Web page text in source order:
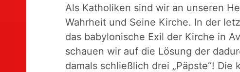
Als Katholiken sind wir an unseren
Wahrheit und Seine Kirche. In der
das babylonische Exil der Kirche in
schauen wir auf die Lösung der
damals schließlich drei „Päpste“!